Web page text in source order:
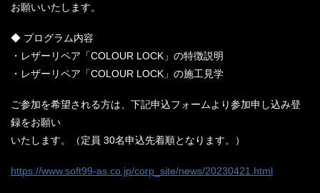
お願いいたします。
◆ プログラム内容
・レザーリペア「COLOUR LOCK」の特徴説明
・レザーリペア「COLOUR LOCK」の施工見学
ご参加を希望される方は、下記申込フォームより参加申し込み登
録をお願い
いたします。（定員 30名申込先着順となります。）
https://www.soft99-as.co.jp/corp_site/news/20230421.html